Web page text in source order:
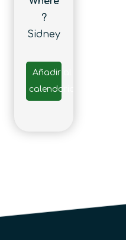
?
Sidney
Añadir al
calendario